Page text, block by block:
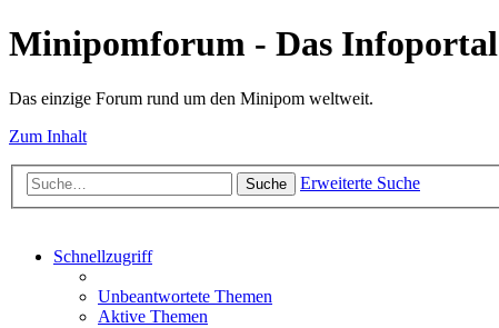
Minipomforum - Das Infoportal
Das einzige Forum rund um den Minipom weltweit.
Zum Inhalt
Suche Erweiterte Suche
Schnellzugriff
Unbeantwortete Themen
Aktive Themen